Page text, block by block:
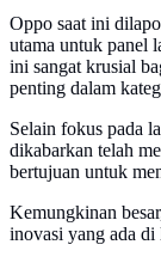
Oppo saat ini
utama untuk panel
ini sangat krusial
penting dalam
Selain fokus pada
dikabarkan telah
bertujuan untuk
Kemungkinan
inovasi yang ada